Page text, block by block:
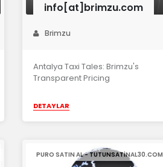
info[at]brimzu.com
Brimzu
Antalya Taxi Tales: Brimzu's
Transparent Pricing
DETAYLAR
PURO SATIN AL - TUTUNSATINAL30.COM